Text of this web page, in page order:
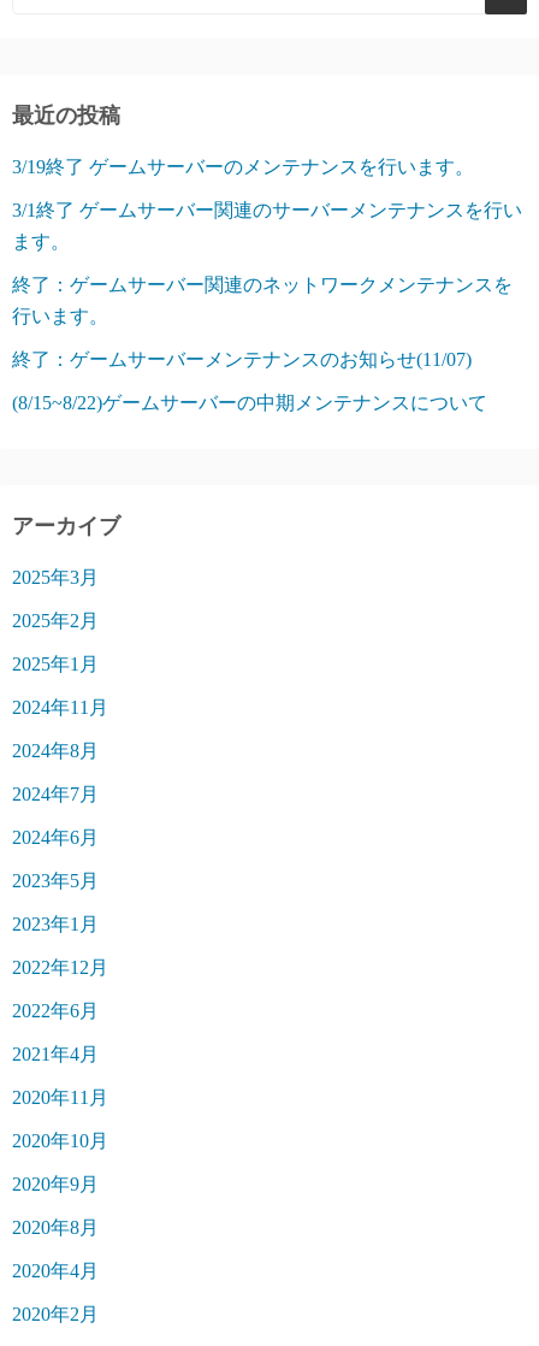
最近の投稿
3/19終了 ゲームサーバーのメンテナンスを行います。
3/1終了 ゲームサーバー関連のサーバーメンテナンスを行い
ます。
終了：ゲームサーバー関連のネットワークメンテナンスを
行います。
終了：ゲームサーバーメンテナンスのお知らせ(11/07)
(8/15~8/22)ゲームサーバーの中期メンテナンスについて
アーカイブ
2025年3月
2025年2月
2025年1月
2024年11月
2024年8月
2024年7月
2024年6月
2023年5月
2023年1月
2022年12月
2022年6月
2021年4月
2020年11月
2020年10月
2020年9月
2020年8月
2020年4月
2020年2月